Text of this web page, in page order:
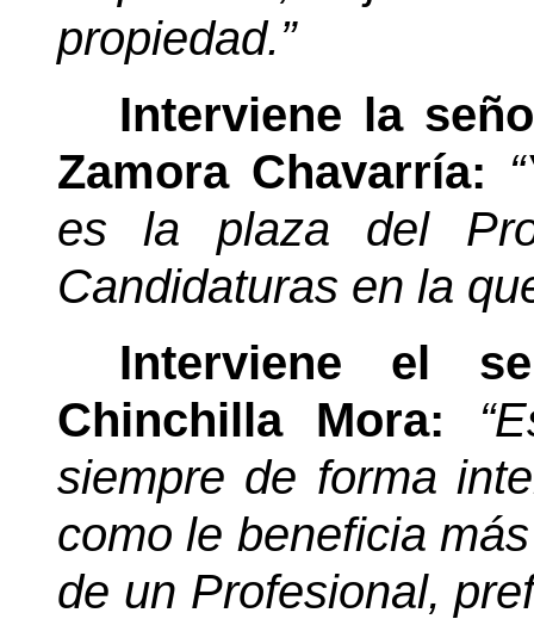
propiedad.”
Interviene la
Zamora Chavarría:
es la plaza del
Candidaturas en la
Interviene el
Chinchilla Mora:
siempre de forma
como le beneficia
de un Profesional,